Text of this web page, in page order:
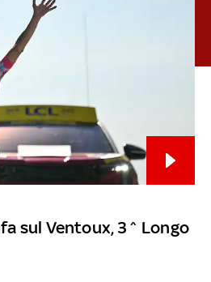
sul Ventoux, 3^ Longo